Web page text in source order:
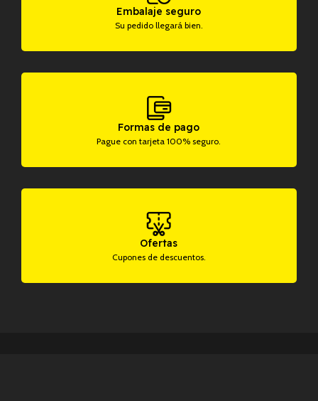
Embalaje seguro
Su pedido llegará bien.
Formas de pago
Pague con tarjeta 100% seguro.
Ofertas
Cupones de descuentos.